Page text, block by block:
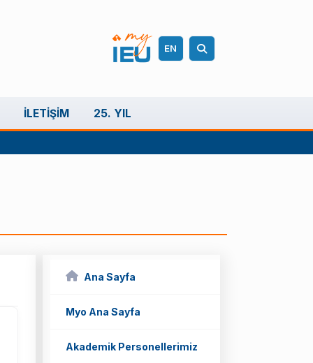
EN
İLETIŞIM 25. YIL
Ana Sayfa
Myo Ana Sayfa
Akademik Personellerimiz